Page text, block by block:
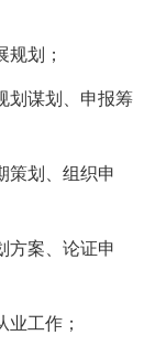
规划；
划谋划、申报筹
策划、组织申
方案、论证申
业工作；